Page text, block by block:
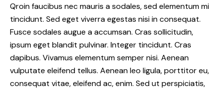
Qroin faucibus nec mauris a sodales, sed elementum mi
tincidunt. Sed eget viverra egestas nisi in consequat.
Fusce sodales augue a accumsan. Cras sollicitudin,
ipsum eget blandit pulvinar. Integer tincidunt. Cras
dapibus. Vivamus elementum semper nisi. Aenean
vulputate eleifend tellus. Aenean leo ligula, porttitor eu,
consequat vitae, eleifend ac, enim. Sed ut perspiciatis,